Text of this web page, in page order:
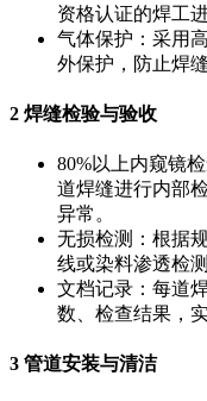
资格认证的焊工
气体保护：采用
外保护，防止焊缝
2 焊缝检验与验收
80%以上内窥镜
道焊缝进行内部
异常。
无损检测：根据
线或染料渗透检测
文档记录：每道
数、检查结果，
3 管道安装与清洁